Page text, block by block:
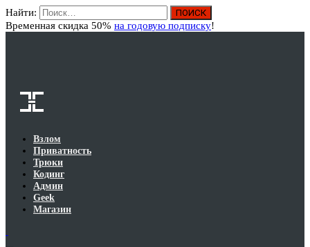
Найти:
Временная скидка 50% на годовую подписку!
Взлом
Приватность
Трюки
Кодинг
Админ
Geek
Магазин